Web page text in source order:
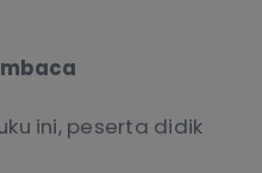
ini, peserta didik